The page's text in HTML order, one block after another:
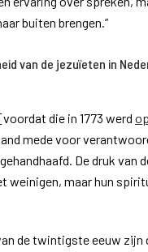
buiten brengen.”
van de jezuïeten in
die in 1773 werd
mede voor
De druk van
weinigen, maar hun
de twintigste eeuw